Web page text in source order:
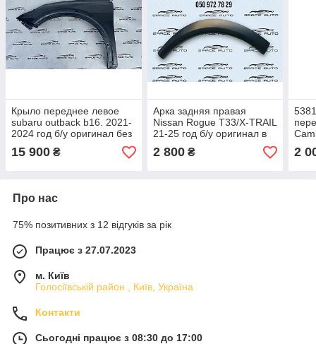
Крыло переднее левое
subaru outback b16. 2021-
2024 год б/у оригинал без
дефектов в идеальном
состоянии код цвета р8у (
15 900 ₴
Арка задняя правая
Nissan Rogue T33/X-TRAIL
21-25 год б/у оригинал в
отличном
состоянии 788726RA0A
2 800₴ 2
Про нас
75% позитивних з 12 відгуків за рік
Працює з 27.07.2023
м. Київ
Голосіївській район , Київ, Україна
Контакти
Сьогодні працює з 08:30 до 17:00